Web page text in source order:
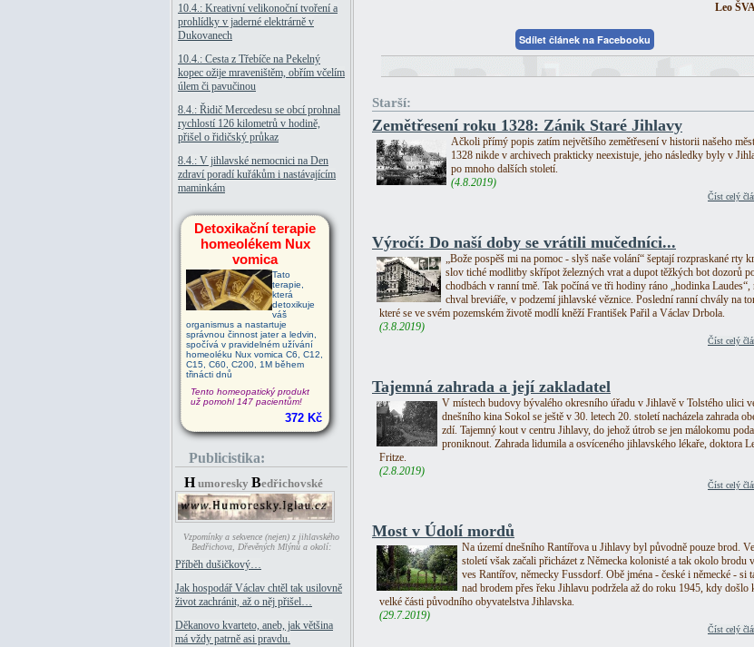
10.4.: Kreativní velikonoční tvoření a
prohlídky v jaderné elektrárně v
Dukovanech
10.4.: Cesta z Třebíče na Pekelný
kopec ožije mraveništěm, obřím včelím
úlem či pavučinou
8.4.: Řidič Mercedesu se obcí prohnal
rychlostí 126 kilometrů v hodině,
přišel o řidičský průkaz
8.4.: V jihlavské nemocnici na Den
zdraví poradí kuřákům i nastávajícím
maminkám
Detoxikační terapie
homeolékem Nux
vomica
Tato
terapie,
která
detoxikuje
váš
organismus a nastartuje
správnou činnost jater a ledvin,
spočívá v pravidelném užívání
homeoléku Nux vomica C6, C12,
C15, C60, C200, 1M během
třinácti dnů
Tento homeopatický produkt
už pomohl 147 pacientům!
372 Kč
Publicistika:
H umoresky Bedřichovské
Vzpomínky a sekvence (nejen) z jihlavského
Bedřichova, Dřevěných Mlýnů a okolí:
Příběh dušičkový…
Jak hospodář Václav chtěl tak usilovně
život zachránit, až o něj přišel…
Děkanovo kvarteto, aneb, jak většina
má vždy patrně asi pravdu.
Leo
Sdílet článek na Facebooku
Starší:
Zemětřesení roku 1328: Zánik Staré Jihlavy
Ačkoli přímý popis zatím největšího zemětřesení v historii našeho
1328 nikde v archivech prakticky neexistuje, jeho následky byly v
po mnoho dalších století.
(4.8.2019)
Číst celý
Výročí: Do naší doby se vrátili mučedníci...
„Bože pospěš mi na pomoc - slyš naše volání“ šeptají rozpraskané rty
slov tiché modlitby skřípot železných vrat a dupot těžkých bot dozorů
chodbách v ranní tmě. Tak počíná ve tři hodiny ráno „hodinka Laudes“,
chval breviáře, v podzemí jihlavské věznice. Poslední ranní chvály na
které se ve svém pozemském životě modlí kněží František Pařil a Václav Drbola.
(3.8.2019)
Číst celý
Tajemná zahrada a její zakladatel
V místech budovy bývalého okresního úřadu v Jihlavě v Tolstého ulici
dnešního kina Sokol se ještě v 30. letech 20. století nacházela zahrada
zdí. Tajemný kout v centru Jihlavy, do jehož útrob se jen málokomu
proniknout. Zahrada lidumila a osvíceného jihlavského lékaře, doktora
Fritze.
(2.8.2019)
Číst celý
Most v Údolí mordů
Na území dnešního Rantířova u Jihlavy byl původně pouze brod.
století však začali přicházet z Německa kolonisté a tak okolo brodu
ves Rantířov, německy Fussdorf. Obě jména - české i německé - si
nad brodem přes řeku Jihlavu podržela až do roku 1945, kdy došlo
velké části původního obyvatelstva Jihlavska.
(29.7.2019)
Číst celý